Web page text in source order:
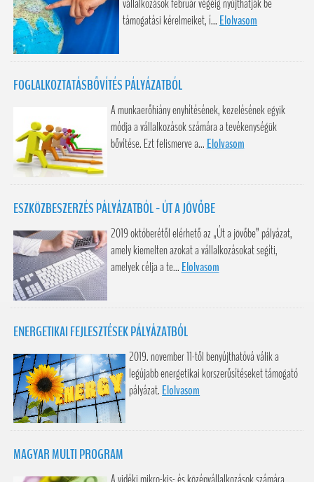
vállalkozások február végéig nyújthatják be
támogatási kérelmeiket, í... Elolvasom
FOGLALKOZTATÁSBŐVÍTÉS PÁLYÁZATBÓL
A munkaerőhiány enyhítésének, kezelésének egyik
módja a vállalkozások számára a tevékenységük
bővítése. Ezt felismerve a... Elolvasom
ESZKÖZBESZERZÉS PÁLYÁZATBÓL - ÚT A JÖVŐBE
2019 októberétől elérhető az „Út a jövőbe” pályázat,
amely kiemelten azokat a vállalkozásokat segíti,
amelyek célja a te... Elolvasom
ENERGETIKAI FEJLESZTÉSEK PÁLYÁZATBÓL
2019. november 11-től benyújthatóvá válik a
legújabb energetikai korszerűsítéseket támogató
pályázat. Elolvasom
MAGYAR MULTI PROGRAM